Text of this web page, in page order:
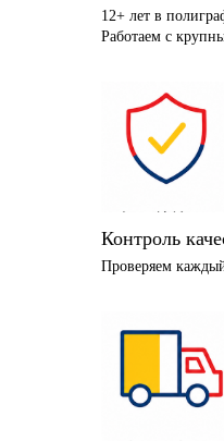
12+ лет в
Работаем с
Контроль
Проверяем